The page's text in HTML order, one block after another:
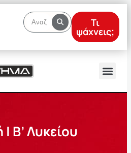
Τι
ψάχνεις;
Β’ Λυκείου